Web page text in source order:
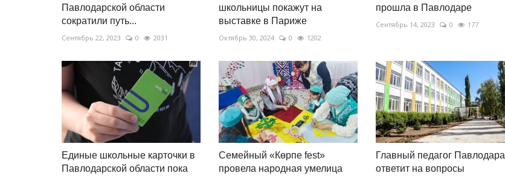
Павлодарской области
сократили путь...
Сентябрь 22, 2023 0 2031
школьницы покажут на
выставке в Париже
Октябрь 30, 2024 0 1202
прошла в Павлодаре
Сентябрь 14, 2023 0 177
Единые школьные карточки в
Павлодарской области пока
Семейный «Көрпе fest»
провела народная умелица
Главный педагог Павлодара
ответит на вопросы